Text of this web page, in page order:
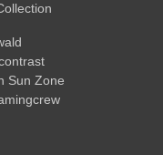
Sun Zone